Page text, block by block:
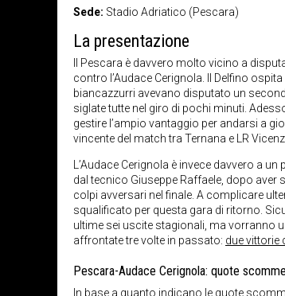
Sede: Stadio Adriatico (Pescara)
La presentazione
Il Pescara è davvero molto vicino a
contro l’Audace Cerignola. Il Delfino
biancazzurri avevano disputato un
siglate tutte nel giro di pochi minuti.
gestire l’ampio vantaggio per andarsi a
vincente del match tra Ternana e LR
L’Audace Cerignola è invece davvero a
dal tecnico Giuseppe Raffaele, dopo aver
colpi avversari nel finale. A complicare
squalificato per questa gara di ritorno.
ultime sei uscite stagionali, ma vorranno
affrontate tre volte in passato: due vittorie
Pescara-Audace Cerignola: quote
In base a quanto indicano le quote